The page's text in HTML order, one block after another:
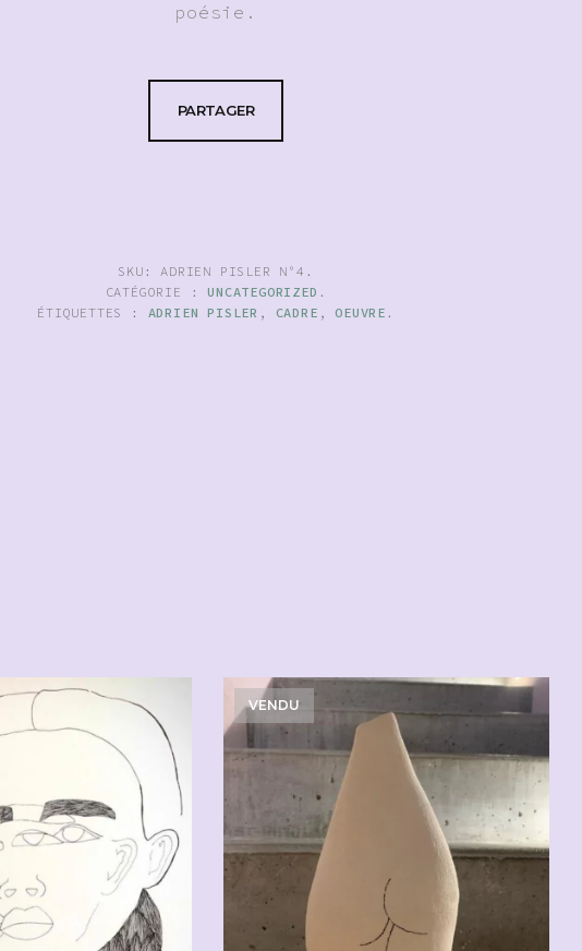
poésie.
PARTAGER
SKU:ADRIEN PISLER N°4 .
CATÉGORIE :UNCATEGORIZED .
ÉTIQUETTES : ADRIEN PISLER , CADRE , OEUVRE .
VENDU